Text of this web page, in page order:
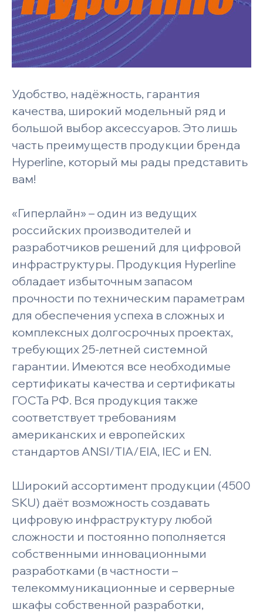
Удобство, надёжность, гарантия
качества, широкий модельный ряд и
большой выбор аксессуаров. Это лишь
часть преимуществ продукции бренда
Hyperline, который мы рады представить
вам!
«Гиперлайн» – один из ведущих
российских производителей и
разработчиков решений для цифровой
инфраструктуры. Продукция Hyperline
обладает избыточным запасом
прочности по техническим параметрам
для обеспечения успеха в сложных и
комплексных долгосрочных проектах,
требующих 25-летней системной
гарантии. Имеются все необходимые
сертификаты качества и сертификаты
ГОСТа РФ. Вся продукция также
соответствует требованиям
американских и европейских
стандартов ANSI/TIA/EIA, IEC и EN.
Широкий ассортимент продукции (4500
SKU) даёт возможность создавать
цифровую инфраструктуру любой
сложности и постоянно пополняется
собственными инновационными
разработками (в частности –
телекоммуникационные и серверные
шкафы собственной разработки,